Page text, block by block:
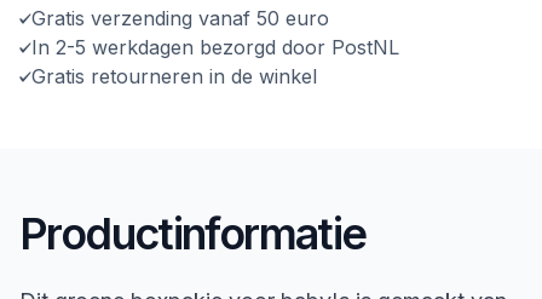
Gratis verzending vanaf 50 euro
In 2-5 werkdagen bezorgd door PostNL
Gratis retourneren in de winkel
Productinformatie